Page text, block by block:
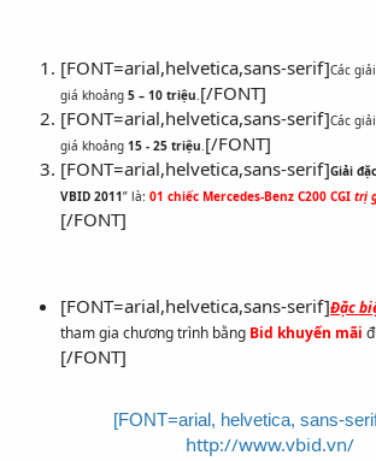
[FONT=arial,helvetica,sans-serif]Các
giá khoảng 5 – 10 triệu [/FONT]
[FONT=arial,helvetica,sans-serif]Các
giá khoảng 15 - 25 triệu [/FONT]
[FONT=arial,helvetica,sans-serif]Giải
VBID 2011” là: 01 chiếc Mercedes-Benz C200 CGI trị
[/FONT]
[FONT=arial,helvetica,sans-serif]Đặc
tham gia chương trình bằng Bid khuyến mãi
[/FONT]
[FONT=arial, helvetica, sans-
http://www.vbid.vn/